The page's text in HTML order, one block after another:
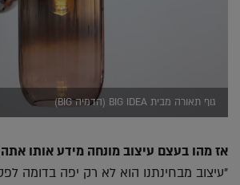
גוף תאורה מבית BIG IDEA (הדמיה BIG)
אז מהו בעצם עיצוב מונחה מידע אותו
"עיצוב מבחינתנו הוא לא רק יפה בדומה